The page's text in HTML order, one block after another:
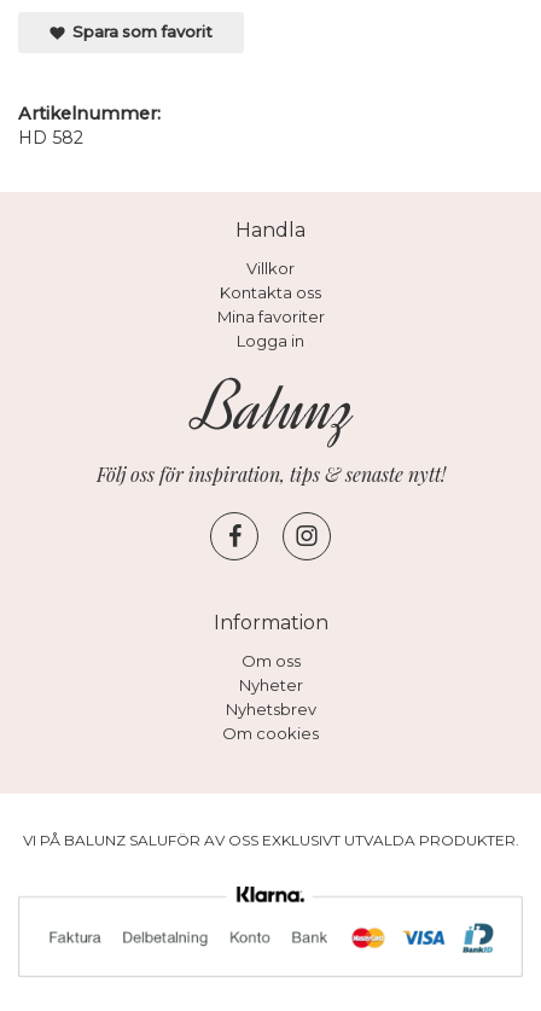
Spara som favorit
Artikelnummer:
HD 582
Handla
Villkor
Kontakta oss
Mina favoriter
Logga in
Följ oss för inspiration, tips & senaste nytt!
Information
Om oss
Nyheter
Nyhetsbrev
Om cookies
VI PÅ BALUNZ SALUFÖR AV OSS EXKLUSIVT UTVALDA PRODUKTER.